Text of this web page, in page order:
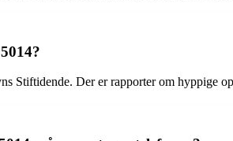
Stiftidende. Der er rapporter om hyppige